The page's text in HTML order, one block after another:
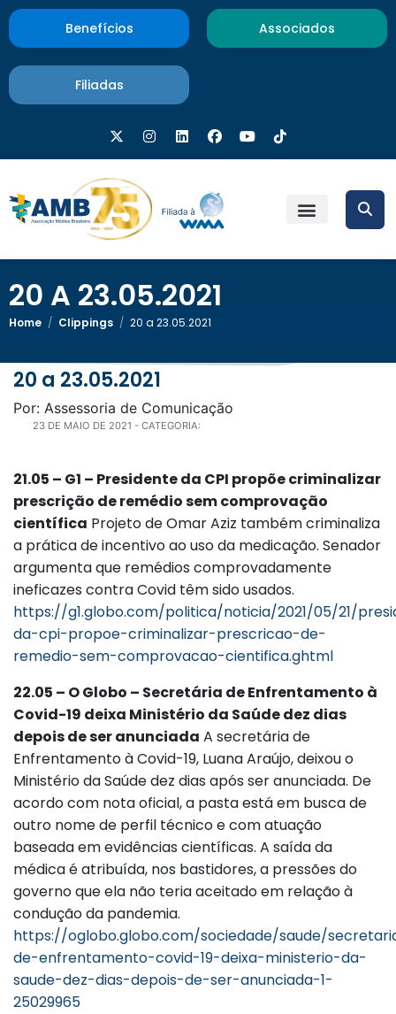
Benefícios Associados
Filiadas
20 A 23.05.2021
Home / Clippings / 20 a 23.05.2021
20 a 23.05.2021
Por: Assessoria de Comunicação
23 DE MAIO DE 2021 - CATEGORIA:
21.05 – G1 – Presidente da CPI propõe criminalizar
prescrição de remédio sem comprovação
científica Projeto de Omar Aziz também criminaliza
a prática de incentivo ao uso da medicação. Senador
argumenta que remédios comprovadamente
ineficazes contra Covid têm sido usados.
https://g1.globo.com/politica/noticia/2021/05/21/
da-cpi-propoe-criminalizar-prescricao-de-
remedio-sem-comprovacao-cientifica.ghtml
22.05 – O Globo – Secretária de Enfrentamento à
Covid-19 deixa Ministério da Saúde dez dias
depois de ser anunciada A secretária de
Enfrentamento à Covid-19, Luana Araújo, deixou o
Ministério da Saúde dez dias após ser anunciada. De
acordo com nota oficial, a pasta está em busca de
outro nome de perfil técnico e com atuação
baseada em evidências científicas. A saída da
médica é atribuída, nos bastidores, a pressões do
governo que ela não teria aceitado em relação à
condução da pandemia.
https://oglobo.globo.com/sociedade/saude/
de-enfrentamento-covid-19-deixa-ministerio-da-
saude-dez-dias-depois-de-ser-anunciada-1-
25029965